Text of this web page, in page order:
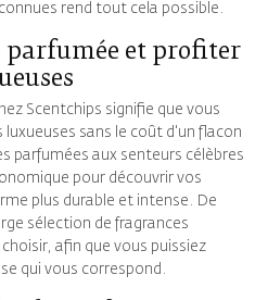
rend tout cela possible.
parfumée et profiter
Scentchips signifie que vous
sans le coût d'un flacon
parfumées aux senteurs célèbres
pour découvrir vos
plus durable et intense. De
sélection de fragrances
afin que vous puissiez
qui vous correspond.